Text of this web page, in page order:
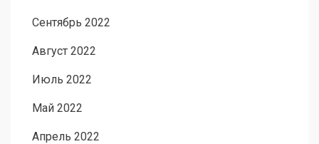
Сентябрь 2022
Август 2022
Июль 2022
Май 2022
Апрель 2022